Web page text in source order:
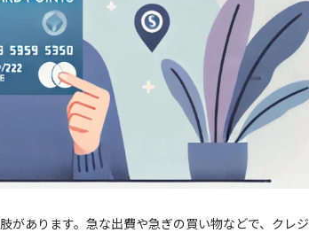
があります。急な出費や急ぎの買い物などで、クレジ